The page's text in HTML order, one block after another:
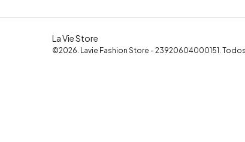
La Vie Store
©2026. Lavie Fashion Store - 23920604000151.